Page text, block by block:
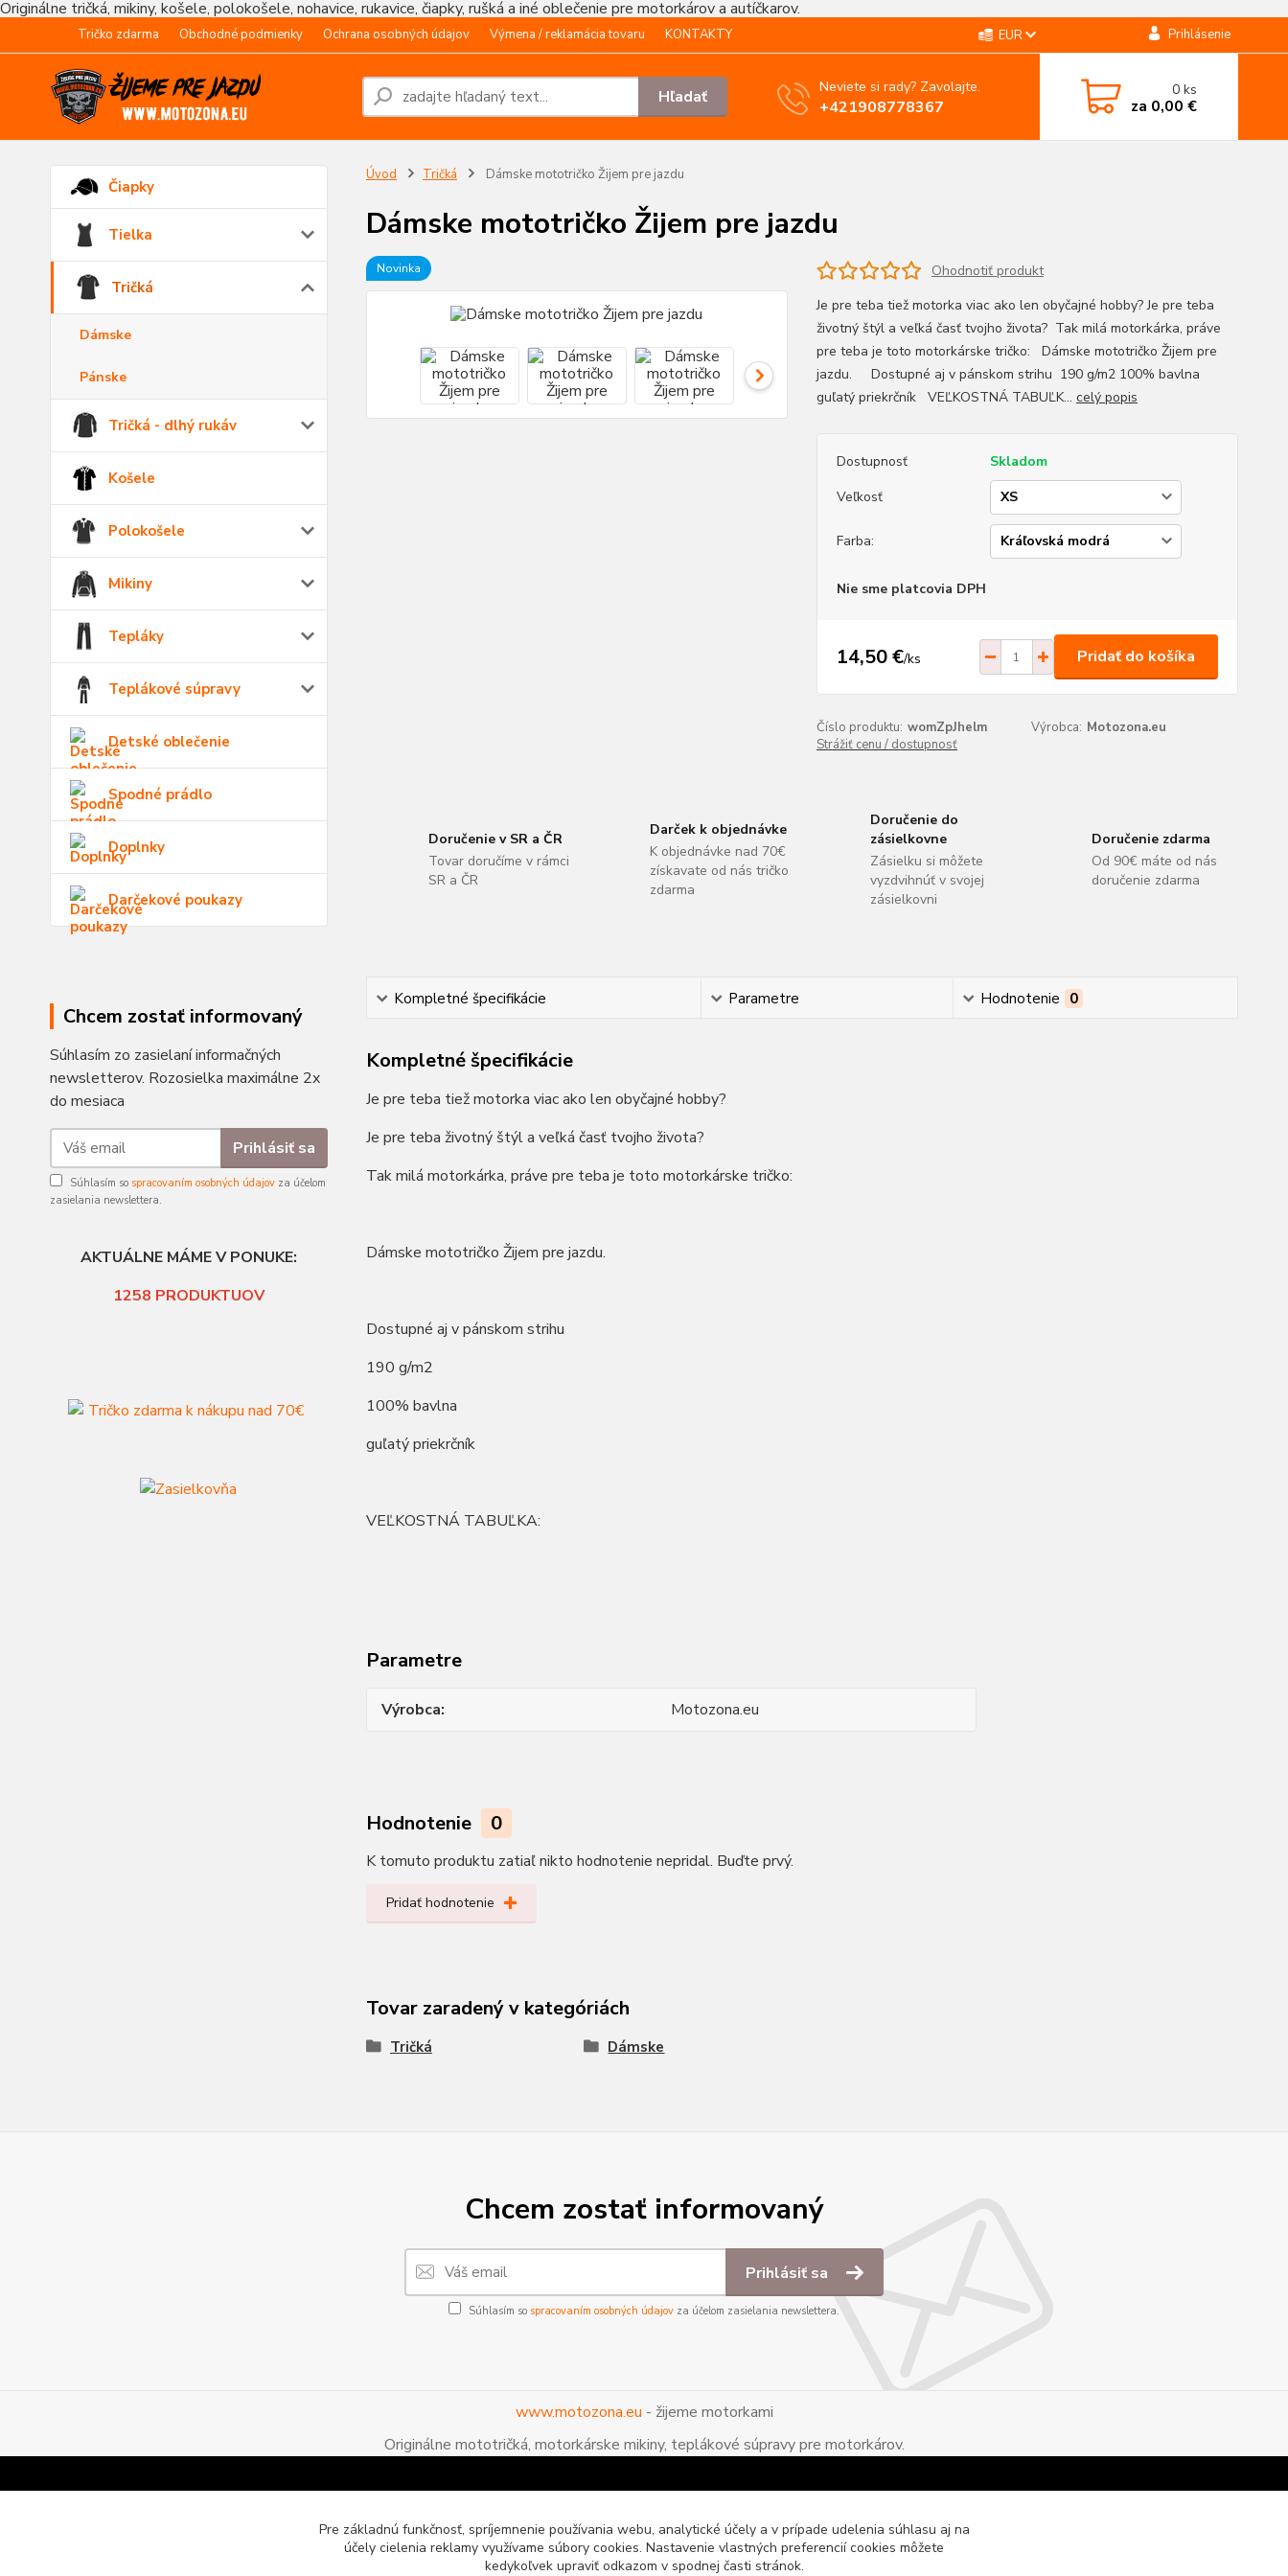
Originálne tričká, mikiny, košele, polokošele, nohavice, rukavice, čiapky, rušká a iné oblečenie pre motorkárov a autíčkarov.
Tričko zdarma Obchodné podmienky Ochrana osobných údajov Výmena / reklamácia tovaru KONTAKTY EUR Prihlásenie
Hľadať Neviete si rady? Zavolajte.
+421908778367
0ks
za 0,00 €
Čiapky
Tielka
Tričká
Dámske
Pánske
Tričká - dlhý rukáv
Košele
Polokošele
Mikiny
Tepláky
Teplákové súpravy
Detské oblečenie
Spodné prádlo
Doplnky
Darčekové poukazy
Chcem zostať informovaný
Súhlasím zo zasielaní informačných
newsletterov. Rozosielka maximálne 2x
do mesiaca
Prihlásiť sa
Súhlasím so spracovaním osobných údajov za účelom
zasielania newslettera.
AKTUÁLNE MÁME V PONUKE:
1258 PRODUKTUOV
Úvod Tričká Dámske mototričko Žijem pre jazdu
Dámske mototričko Žijem pre jazdu
Novinka
Ohodnotiť produkt
Je pre teba tiež motorka viac ako len obyčajné hobby? Je pre teba
životný štýl a veľká časť tvojho života? Tak milá motorkárka, práve
pre teba je toto motorkárske tričko: Dámske mototričko Žijem pre
jazdu. Dostupné aj v pánskom strihu 190 g/m2 100% bavlna
guľatý priekrčník VEĽKOSTNÁ TABUĽK... celý popis
Dostupnosť
Skladom
Veľkosť
Farba:
Nie sme platcovia DPH
14,50 €/ks Pridať do košíka
Číslo produktu: womZpJhelm Výrobca: Motozona.eu
Strážiť cenu / dostupnosť
Doručenie v SR a ČR
Tovar doručíme v rámci
SR a ČR
Darček k objednávke
K objednávke nad 70€
získavate od nás tričko
zdarma
Doručenie do
zásielkovne
Zásielku si môžete
vyzdvihnúť v svojej
zásielkovni
Doručenie zdarma
Od 90€ máte od nás
doručenie zdarma
Kompletné špecifikácie Parametre Hodnotenie 0
Kompletné špecifikácie
Je pre teba tiež motorka viac ako len obyčajné hobby?
Je pre teba životný štýl a veľká časť tvojho života?
Tak milá motorkárka, práve pre teba je toto motorkárske tričko:
Dámske mototričko Žijem pre jazdu.
Dostupné aj v pánskom strihu
190 g/m2
100% bavlna
guľatý priekrčník
VEĽKOSTNÁ TABUĽKA:
Parametre
Výrobca Motozona.eu
Hodnotenie 0
K tomuto produktu zatiaľ nikto hodnotenie nepridal. Buďte prvý.
Pridať hodnotenie
Tovar zaradený v kategóriách
Tričká Dámske
Chcem zostať informovaný
Prihlásiť sa
Súhlasím so spracovaním osobných údajov za účelom zasielania newslettera.
www.motozona.eu - žijeme motorkami
Originálne mototričká, motorkárske mikiny, teplákové súpravy pre motorkárov.
Pre základnú funkčnosť, spríjemnenie používania webu, analytické účely a v prípade udelenia súhlasu aj na
účely cielenia reklamy využívame súbory cookies. Nastavenie vlastných preferencií cookies môžete
kedykoľvek upraviť odkazom v spodnej časti stránok.